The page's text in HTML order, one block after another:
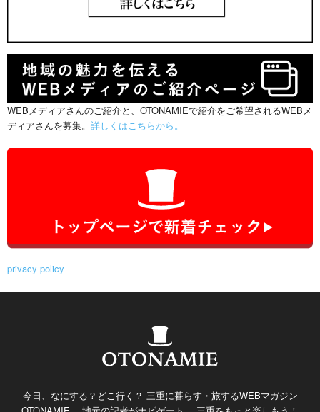
WEBメディアさんのご紹介と、OTONAMIEで紹介をご希望されるWEBメ
ディアさんを募集。 詳しくはこちらから。
privacy policy
今日、なにする？どこ行く？ 三重に暮らす・旅するWEBマガジン